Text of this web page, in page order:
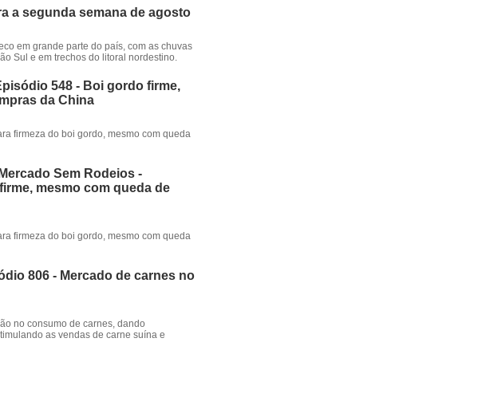
a segunda semana de agosto
em grande parte do país, com as chuvas
Sul e em trechos do litoral nordestino.
548 - Boi gordo firme,
da China
firmeza do boi gordo, mesmo com queda
Sem Rodeios -
mesmo com queda de
firmeza do boi gordo, mesmo com queda
806 - Mercado de carnes no
no consumo de carnes, dando
as vendas de carne suína e